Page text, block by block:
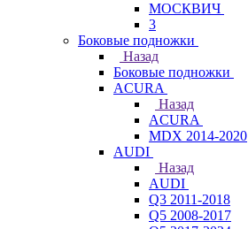
МОСКВИЧ
3
Боковые подножки
Назад
Боковые подножки
ACURA
Назад
ACURA
MDX 2014-2020
AUDI
Назад
AUDI
Q3 2011-2018
Q5 2008-2017